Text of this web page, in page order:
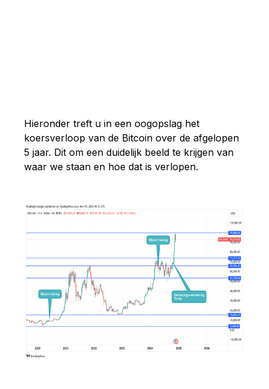
Hieronder treft u in een oogopslag het
koersverloop van de Bitcoin over de afgelopen
5 jaar. Dit om een duidelijk beeld te krijgen van
waar we staan en hoe dat is verlopen.